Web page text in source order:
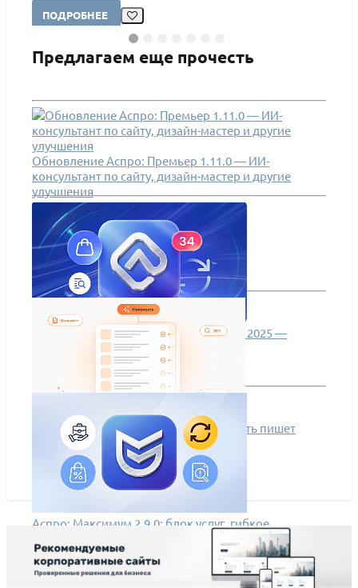
ПОДРОБНЕЕ
Предлагаем еще прочесть
Обновление Аспро: Премьер 1.11.0 — ИИ-
консультант по сайту, дизайн-мастер и другие
улучшения
Обзор новинок Аспро: Лайтшоп. Май 2025 —
Апрель 2026
Контент-завод для Битрикса: нейросеть пишет
описания, SEO и свойства за вас
Аспро: Максимум 2.9.0: блок услуг, гибкое
управление НДС и улучшения карточки товара